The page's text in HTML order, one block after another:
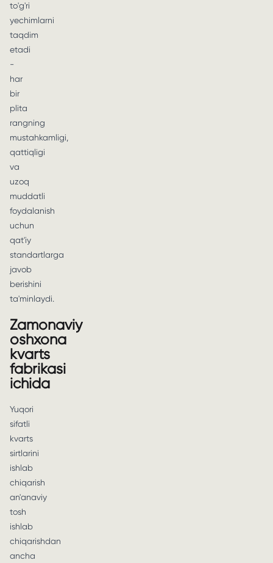
to'g'ri
yechimlarni
taqdim
etadi
-
har
bir
plita
rangning
mustahkamligi,
qattiqligi
va
uzoq
muddatli
foydalanish
uchun
qat'iy
standartlarga
javob
berishini
ta'minlaydi.
Zamonaviy
oshxona
kvarts
fabrikasi
ichida
Yuqori
sifatli
kvarts
sirtlarini
ishlab
chiqarish
an'anaviy
tosh
ishlab
chiqarishdan
ancha